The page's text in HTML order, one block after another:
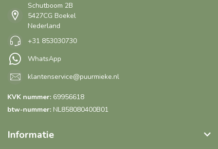
Schutboom 2B
5427CG Boekel
Nederland
+31 853030730
WhatsApp
klantenservice@puurmieke.nl
KVK nummer: 69956618
btw-nummer: NL858080400B01
Informatie